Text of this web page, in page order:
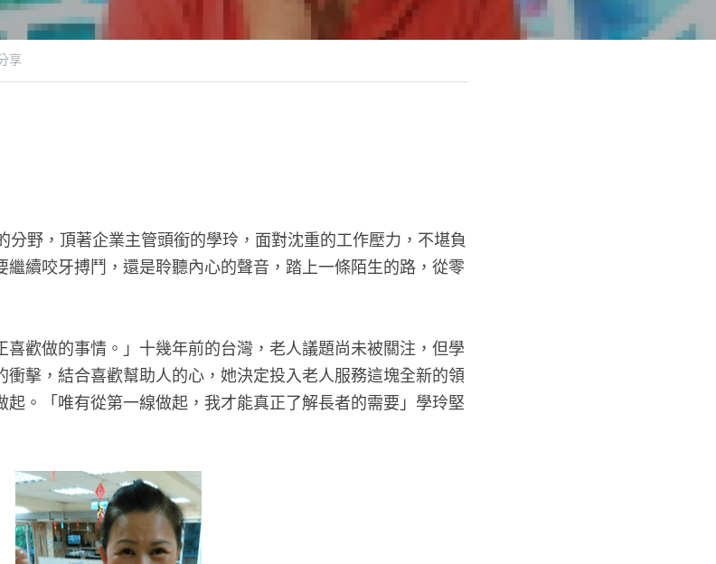
享
分野，頂著企業主管頭銜的學玲，面對沈重的工作壓力，不堪負
續咬牙搏鬥，還是聆聽內心的聲音，踏上一條陌生的路，從零
喜歡做的事情。」十幾年前的台灣，老人議題尚未被關注，但學
擊，結合喜歡幫助人的心，她決定投入老人服務這塊全新的領
。「唯有從第一線做起，我才能真正了解長者的需要」學玲堅